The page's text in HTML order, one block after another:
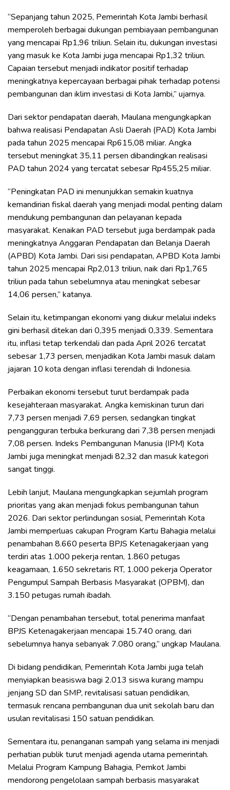
“Sepanjang tahun 2025, Pemerintah Kota Jambi berhasil
memperoleh berbagai dukungan pembiayaan pembangunan
yang mencapai Rp1,96 triliun. Selain itu, dukungan investasi
yang masuk ke Kota Jambi juga mencapai Rp1,32 triliun.
Capaian tersebut menjadi indikator positif terhadap
meningkatnya kepercayaan berbagai pihak terhadap potensi
pembangunan dan iklim investasi di Kota Jambi,” ujarnya.
Dari sektor pendapatan daerah, Maulana mengungkapkan
bahwa realisasi Pendapatan Asli Daerah (PAD) Kota Jambi
pada tahun 2025 mencapai Rp615,08 miliar. Angka
tersebut meningkat 35,11 persen dibandingkan realisasi
PAD tahun 2024 yang tercatat sebesar Rp455,25 miliar.
“Peningkatan PAD ini menunjukkan semakin kuatnya
kemandirian fiskal daerah yang menjadi modal penting dalam
mendukung pembangunan dan pelayanan kepada
masyarakat. Kenaikan PAD tersebut juga berdampak pada
meningkatnya Anggaran Pendapatan dan Belanja Daerah
(APBD) Kota Jambi. Dari sisi pendapatan, APBD Kota Jambi
tahun 2025 mencapai Rp2,013 triliun, naik dari Rp1,765
triliun pada tahun sebelumnya atau meningkat sebesar
14,06 persen,” katanya.
Selain itu, ketimpangan ekonomi yang diukur melalui indeks
gini berhasil ditekan dari 0,395 menjadi 0,339. Sementara
itu, inflasi tetap terkendali dan pada April 2026 tercatat
sebesar 1,73 persen, menjadikan Kota Jambi masuk dalam
jajaran 10 kota dengan inflasi terendah di Indonesia.
Perbaikan ekonomi tersebut turut berdampak pada
kesejahteraan masyarakat. Angka kemiskinan turun dari
7,73 persen menjadi 7,69 persen, sedangkan tingkat
pengangguran terbuka berkurang dari 7,38 persen menjadi
7,08 persen. Indeks Pembangunan Manusia (IPM) Kota
Jambi juga meningkat menjadi 82,32 dan masuk kategori
sangat tinggi.
Lebih lanjut, Maulana mengungkapkan sejumlah program
prioritas yang akan menjadi fokus pembangunan tahun
2026. Dari sektor perlindungan sosial, Pemerintah Kota
Jambi memperluas cakupan Program Kartu Bahagia melalui
penambahan 8.660 peserta BPJS Ketenagakerjaan yang
terdiri atas 1.000 pekerja rentan, 1.860 petugas
keagamaan, 1.650 sekretaris RT, 1.000 pekerja Operator
Pengumpul Sampah Berbasis Masyarakat (OPBM), dan
3.150 petugas rumah ibadah.
“Dengan penambahan tersebut, total penerima manfaat
BPJS Ketenagakerjaan mencapai 15.740 orang, dari
sebelumnya hanya sebanyak 7.080 orang,” ungkap Maulana.
Di bidang pendidikan, Pemerintah Kota Jambi juga telah
menyiapkan beasiswa bagi 2.013 siswa kurang mampu
jenjang SD dan SMP, revitalisasi satuan pendidikan,
termasuk rencana pembangunan dua unit sekolah baru dan
usulan revitalisasi 150 satuan pendidikan.
Sementara itu, penanganan sampah yang selama ini menjadi
perhatian publik turut menjadi agenda utama pemerintah.
Melalui Program Kampung Bahagia, Pemkot Jambi
mendorong pengelolaan sampah berbasis masyarakat